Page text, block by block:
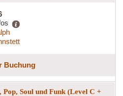
Buchung
Soul und Funk (Level C +